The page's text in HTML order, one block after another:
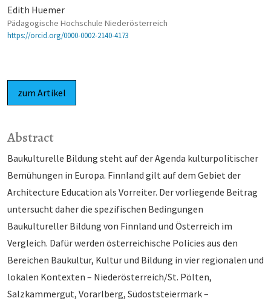
Edith Huemer
Pädagogische Hochschule Niederösterreich
https://orcid.org/0000-0002-2140-4173
zum Artikel
Abstract
Baukulturelle Bildung steht auf der Agenda kulturpolitischer
Bemühungen in Europa. Finnland gilt auf dem Gebiet der
Architecture Education als Vorreiter. Der vorliegende Beitrag
untersucht daher die spezifischen Bedingungen
Baukultureller Bildung von Finnland und Österreich im
Vergleich. Dafür werden österreichische Policies aus den
Bereichen Baukultur, Kultur und Bildung in vier regionalen und
lokalen Kontexten – Niederösterreich/St. Pölten,
Salzkammergut, Vorarlberg, Südoststeiermark –